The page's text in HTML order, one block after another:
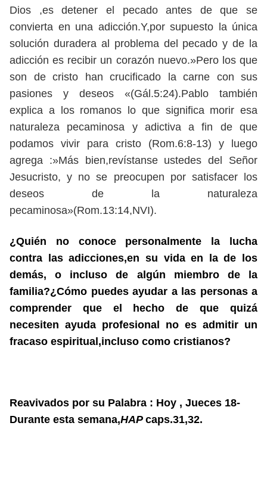
Dios ,es detener el pecado antes de que se
convierta en una adicción.Y,por supuesto la única
solución duradera al problema del pecado y de la
adicción es recibir un corazón nuevo.»Pero los que
son de cristo han crucificado la carne con sus
pasiones y deseos «(Gál.5:24).Pablo también
explica a los romanos lo que significa morir esa
naturaleza pecaminosa y adictiva a fin de que
podamos vivir para cristo (Rom.6:8-13) y luego
agrega :»Más bien,revístanse ustedes del Señor
Jesucristo, y no se preocupen por satisfacer los
deseos de la naturaleza
pecaminosa»(Rom.13:14,NVI).
¿Quién no conoce personalmente la lucha
contra las adicciones,en su vida en la de los
demás, o incluso de algún miembro de la
familia?¿Cómo puedes ayudar a las personas a
comprender que el hecho de que quizá
necesiten ayuda profesional no es admitir un
fracaso espiritual,incluso como cristianos?
Reavivados por su Palabra : Hoy , Jueces 18-
Durante esta semana,HAP caps.31,32.